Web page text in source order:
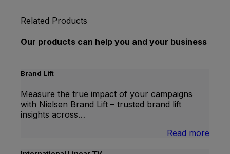
Related Products
Our products can help you and your business
Brand Lift
Measure the true impact of your campaigns
with Nielsen Brand Lift – trusted brand lift
insights across…
Read more